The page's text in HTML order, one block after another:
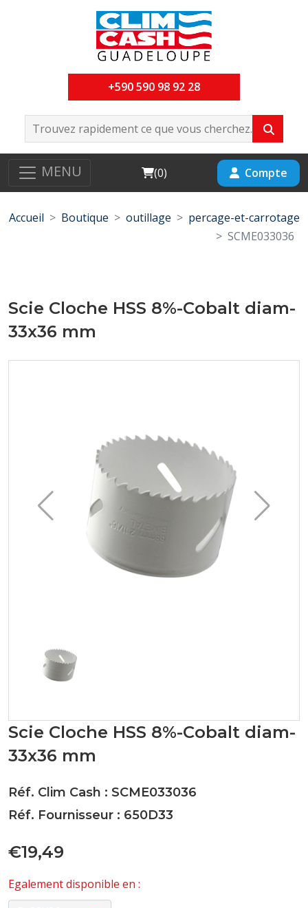
+590 590 98 92 28
MENU Cart
(0) Compte
Accueil Boutique outillage
percage-et-carrotage
SCME033036
Scie Cloche HSS 8%-Cobalt diam-
33x36 mm
Scie Cloche HSS 8%-Cobalt diam-
33x36 mm
Réf. Clim Cash : SCME033036
Réf. Fournisseur : 650D33
€19,49
Egalement disponible en :